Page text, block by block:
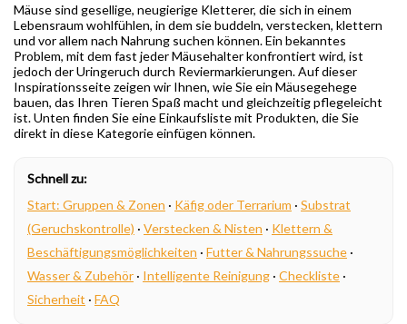
Mäuse sind gesellige, neugierige Kletterer, die sich in einem
Lebensraum wohlfühlen, in dem sie buddeln, verstecken, klettern
und vor allem nach Nahrung suchen können. Ein bekanntes
Problem, mit dem fast jeder Mäusehalter konfrontiert wird, ist
jedoch der Uringeruch durch Reviermarkierungen. Auf dieser
Inspirationsseite zeigen wir Ihnen, wie Sie ein Mäusegehege
bauen, das Ihren Tieren Spaß macht und gleichzeitig pflegeleicht
ist. Unten finden Sie eine Einkaufsliste mit Produkten, die Sie
direkt in diese Kategorie einfügen können.
Schnell zu:
Start: Gruppen & Zonen · Käfig oder Terrarium · Substrat
(Geruchskontrolle) · Verstecken & Nisten · Klettern &
Beschäftigungsmöglichkeiten · Futter & Nahrungssuche ·
Wasser & Zubehör · Intelligente Reinigung · Checkliste ·
Sicherheit · FAQ